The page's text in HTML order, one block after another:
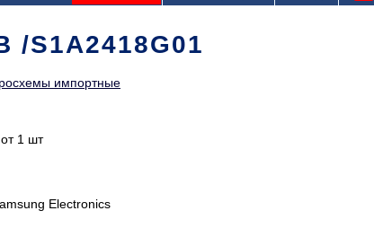
/S1A2418G01
импортные
от 1 шт
Electronics